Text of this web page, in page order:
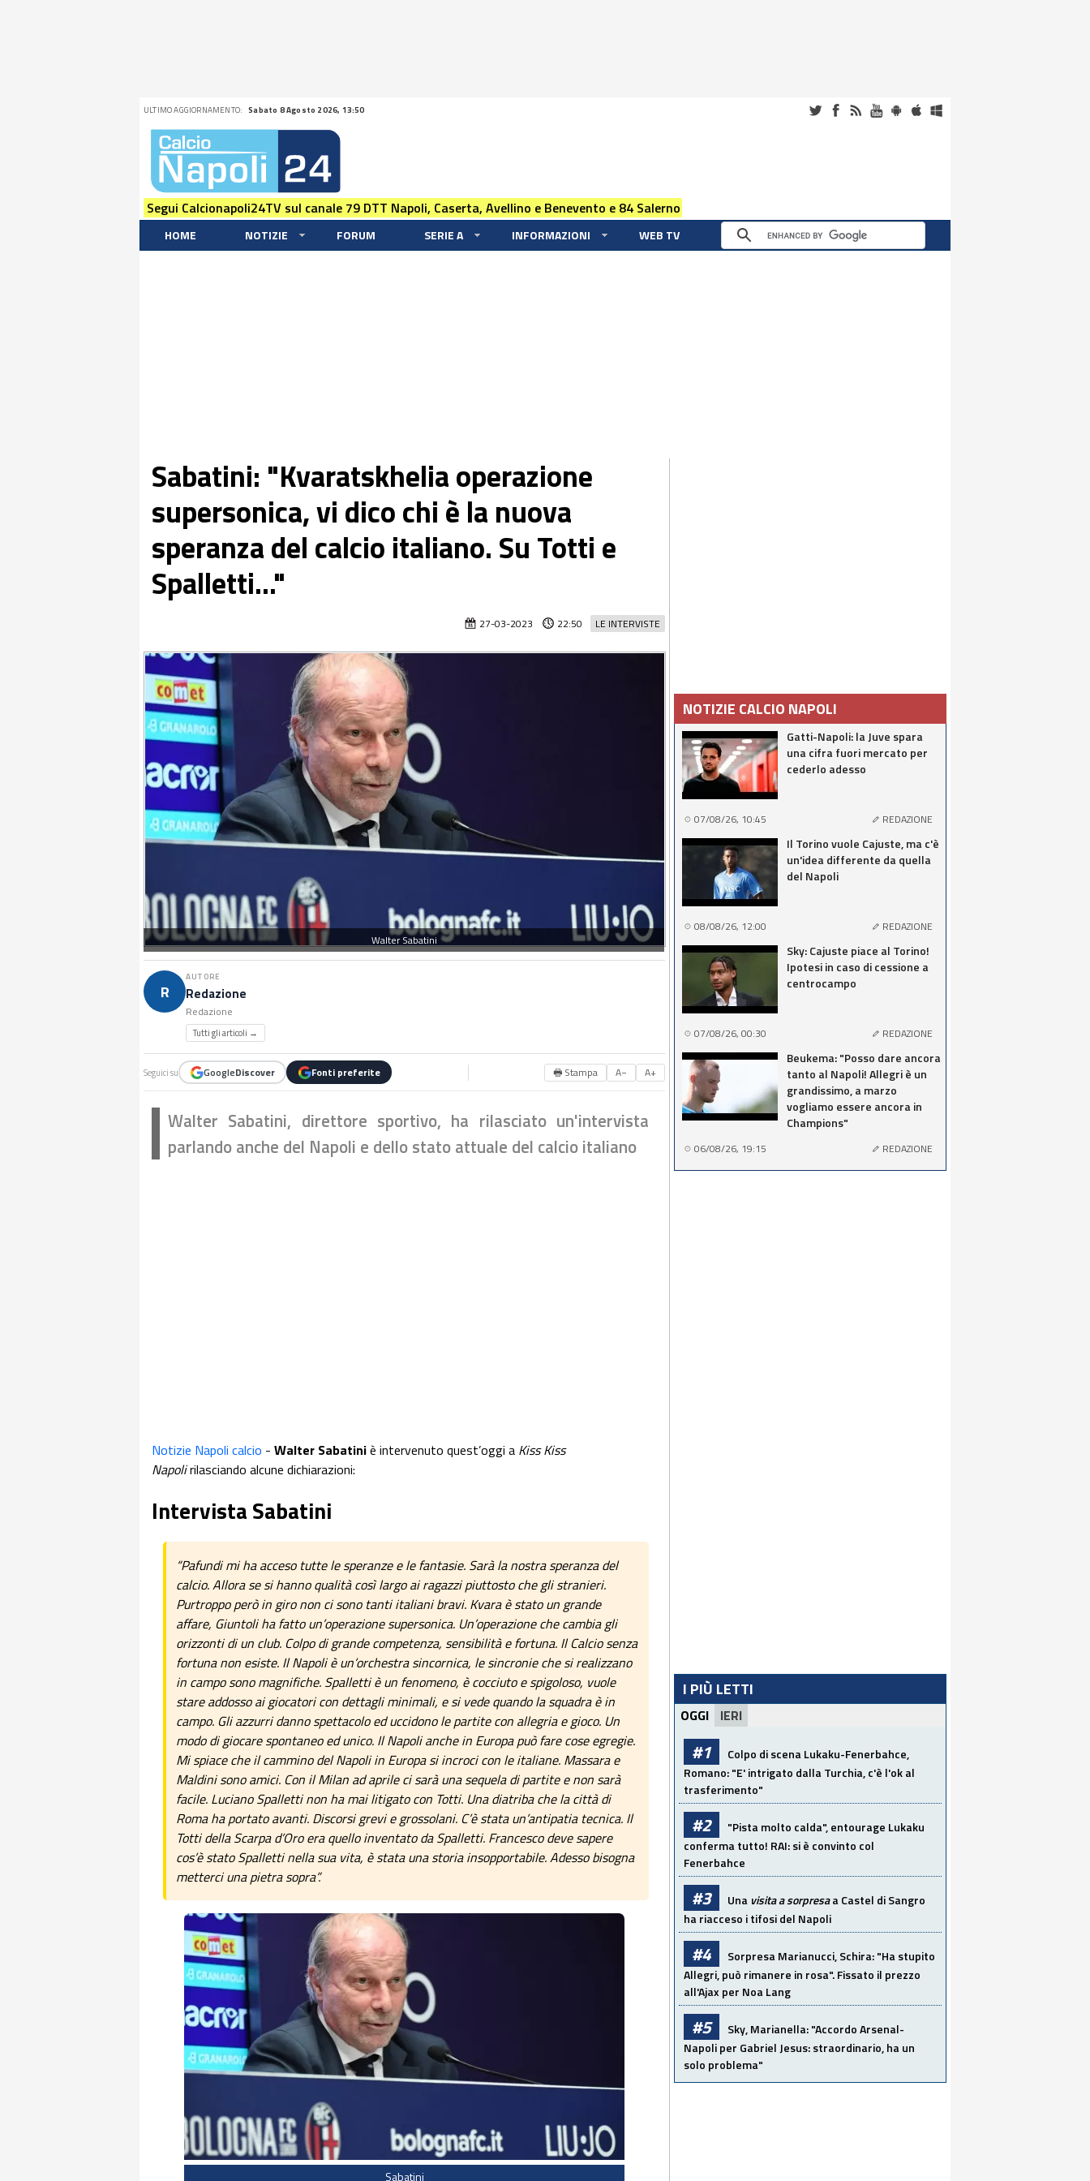
ULTIMO AGGIORNAMENTO: Sabato 8 Agosto 2026, 13:50
Segui Calcionapoli24TV sul canale 79 DTT Napoli, Caserta, Avellino e Benevento e 84 Salerno
HOME NOTIZIE FORUM SERIE A INFORMAZIONI WEB TV
Sabatini: "Kvaratskhelia operazione
supersonica, vi dico chi è la nuova
speranza del calcio italiano. Su Totti e
Spalletti..."
LE INTERVISTE
27-03-2023 22:50
Walter Sabatini
R
AUTORE
Redazione
Redazione
Tutti gli articoli →
Seguici su GoogleDiscover Fonti preferite 🖶 Stampa A− A+
Walter Sabatini, direttore sportivo, ha rilasciato un'intervista
parlando anche del Napoli e dello stato attuale del calcio italiano
Notizie Napoli calcio - Walter Sabatiniè intervenuto quest’oggi a Kiss Kiss
Napolirilasciando alcune dichiarazioni:
Intervista Sabatini
“Pafundi mi ha acceso tutte le speranze e le fantasie. Sarà la nostra speranza del
calcio. Allora se si hanno qualità così largo ai ragazzi piuttosto che gli stranieri.
Purtroppo però in giro non ci sono tanti italiani bravi. Kvara è stato un grande
affare, Giuntoli ha fatto un’operazione supersonica. Un’operazione che cambia gli
orizzonti di un club. Colpo di grande competenza, sensibilità e fortuna. Il Calcio senza
fortuna non esiste. Il Napoli è un’orchestra sincornica, le sincronie che si realizzano
in campo sono magnifiche. Spalletti è un fenomeno, è cocciuto e spigoloso, vuole
stare addosso ai giocatori con dettagli minimali, e si vede quando la squadra è in
campo. Gli azzurri danno spettacolo ed uccidono le partite con allegria e gioco. Un
modo di giocare spontaneo ed unico. Il Napoli anche in Europa può fare cose egregie.
Mi spiace che il cammino del Napoli in Europa si incroci con le italiane. Massara e
Maldini sono amici. Con il Milan ad aprile ci sarà una sequela di partite e non sarà
facile. Luciano Spalletti non ha mai litigato con Totti. Una diatriba che la città di
Roma ha portato avanti. Discorsi grevi e grossolani. C’è stata un’antipatia tecnica. Il
Totti della Scarpa d’Oro era quello inventato da Spalletti. Francesco deve sapere
cos’è stato Spalletti nella sua vita, è stata una storia insopportabile. Adesso bisogna
metterci una pietra sopra”.
Sabatini
NOTIZIE CALCIO NAPOLI
Gatti-Napoli: la Juve spara
una cifra fuori mercato per
cederlo adesso
07/08/26, 10:45 REDAZIONE
Il Torino vuole Cajuste, ma c'è
un'idea differente da quella
del Napoli
08/08/26, 12:00 REDAZIONE
Sky: Cajuste piace al Torino!
Ipotesi in caso di cessione a
centrocampo
07/08/26, 00:30 REDAZIONE
Beukema: "Posso dare ancora
tanto al Napoli! Allegri è un
grandissimo, a marzo
vogliamo essere ancora in
Champions"
06/08/26, 19:15 REDAZIONE
I PIÙ LETTI
OGGI IERI
#1
Colpo di scena Lukaku-Fenerbahce,
Romano: "E' intrigato dalla Turchia, c'è l'ok al
trasferimento"
#2
"Pista molto calda", entourage Lukaku
conferma tutto! RAI: si è convinto col
Fenerbahce
#3 Una visita a sorpresaa Castel di Sangro
ha riacceso i tifosi del Napoli
#4
Sorpresa Marianucci, Schira: "Ha stupito
Allegri, può rimanere in rosa". Fissato il prezzo
all'Ajax per Noa Lang
#5
Sky, Marianella: "Accordo Arsenal-
Napoli per Gabriel Jesus: straordinario, ha un
solo problema"